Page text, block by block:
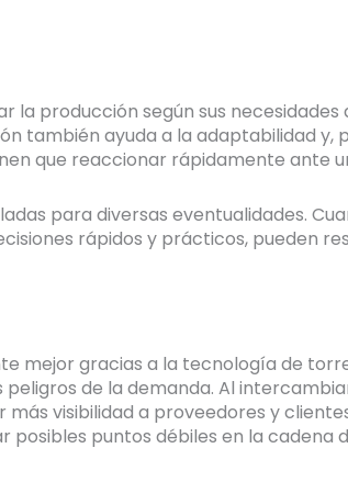
producción según sus necesidades
también ayuda a la adaptabilidad y,
que reaccionar rápidamente ante
para diversas eventualidades.
rápidos y prácticos, pueden
mejor gracias a la tecnología de
de la demanda. Al
visibilidad a proveedores y
puntos débiles en la cadena